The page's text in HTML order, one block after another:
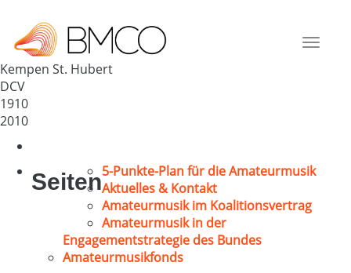
Toggle
Deutschland
47906
Kempen St. Hubert
DCV
1910
2010
Seiten5-Punkte-Plan für die Amateurmusik
Aktuelles & Kontakt
Amateurmusik im Koalitionsvertrag
Amateurmusik in der
Engagementstrategie des Bundes
Amateurmusikfonds